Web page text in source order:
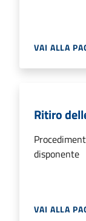
VAI ALLA
Ritiro
disponente
VAI ALLA